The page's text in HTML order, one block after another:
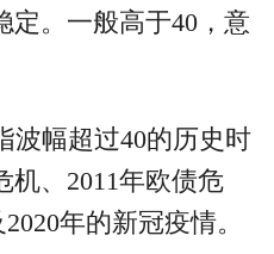
定。一般高于40，意
波幅超过40的历史时
机、2011年欧债危
年的新冠疫情。